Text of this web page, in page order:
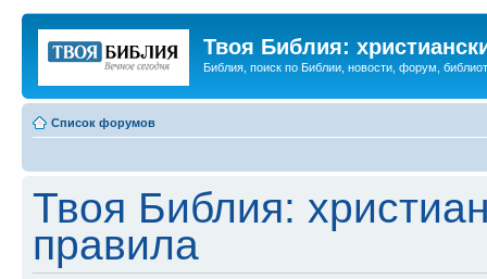
Твоя Библия:
Библия, поиск по Библии, новости, форум,
Список форумов
Твоя Библия:
правила